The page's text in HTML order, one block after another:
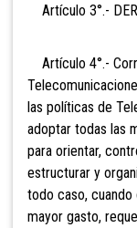
Artículo 3°.-
Artículo 4°.-
las políticas de
adoptar todas las
para orientar,
estructurar y
todo caso,
mayor gasto,